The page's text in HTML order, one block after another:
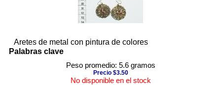
Aretes de metal con pintura de colores
Palabras clave
Peso promedio: 5.6 gramos
Precio $3.50
No disponible en el stock